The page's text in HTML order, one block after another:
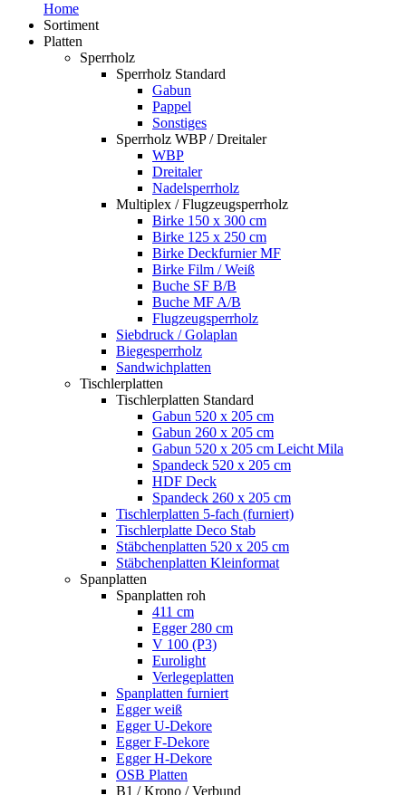
Home
Sortiment
Platten
Sperrholz
Sperrholz Standard
Gabun
Pappel
Sonstiges
Sperrholz WBP / Dreitaler
WBP
Dreitaler
Nadelsperrholz
Multiplex / Flugzeugsperrholz
Birke 150 x 300 cm
Birke 125 x 250 cm
Birke Deckfurnier MF
Birke Film / Weiß
Buche SF B/B
Buche MF A/B
Flugzeugsperrholz
Siebdruck / Golaplan
Biegesperrholz
Sandwichplatten
Tischlerplatten
Tischlerplatten Standard
Gabun 520 x 205 cm
Gabun 260 x 205 cm
Gabun 520 x 205 cm Leicht Mila
Spandeck 520 x 205 cm
HDF Deck
Spandeck 260 x 205 cm
Tischlerplatten 5-fach (furniert)
Tischlerplatte Deco Stab
Stäbchenplatten 520 x 205 cm
Stäbchenplatten Kleinformat
Spanplatten
Spanplatten roh
411 cm
Egger 280 cm
V 100 (P3)
Eurolight
Verlegeplatten
Spanplatten furniert
Egger weiß
Egger U-Dekore
Egger F-Dekore
Egger H-Dekore
OSB Platten
B1 / Krono / Verbund